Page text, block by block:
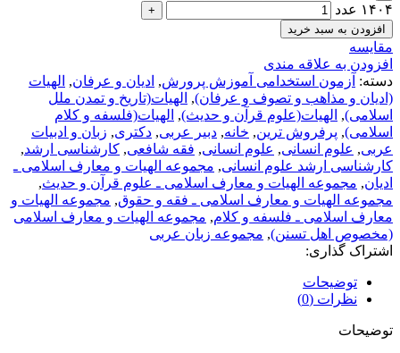
۱۴۰۴ عدد
افزودن به سبد خرید
مقايسه
افزودن به علاقه مندی
دسته: آزمون استخدامی آموزش پرورش, ادیان و عرفان, الهیات
(ادیان و مذاهب و تصوف و عرفان), الهیات(تاریخ و تمدن ملل
اسلامی), الهیات(علوم قرآن و حدیث), الهیات(فلسفه و کلام
اسلامی), پرفروش ترین, خانه, دبير عربی, دکتری, زبان و ادبیات
عربی, علوم انسانی, علوم انسانی, فقه شافعی, کارشناسی ارشد,
کارشناسی ارشد علوم انسانی, مجموعه الهیات و معارف اسلامی ـ
ادیان, مجموعه الهیات و معارف اسلامی ـ علوم قرآن و حدیث,
مجموعه الهیات و معارف اسلامی ـ فقه و حقوق, مجموعه الهیات و
معارف اسلامی ـ فلسفه و کلام, مجموعه الهیات و معارف اسلامی
(مخصوص اهل تسنن), مجموعه زبان عربی
اشتراک گذاری:
توضیحات
نظرات (0)
توضیحات